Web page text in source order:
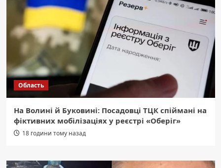
Область
На Волині й Буковині: Посадовці ТЦК спіймані на
фіктивних мобілізаціях у реєстрі «Оберіг»
18 години тому назад